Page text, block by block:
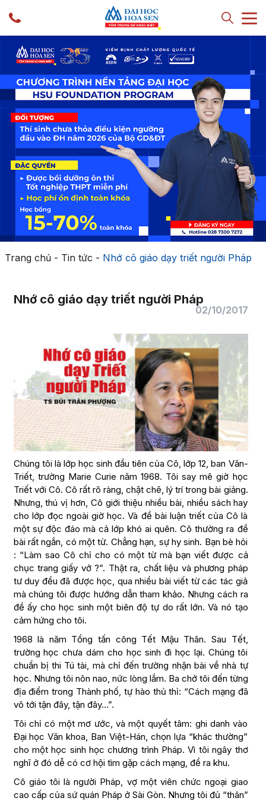
Trang chủ- Tin tức - Nhớ cô giáo dạy triết người Pháp
Nhớ cô giáo dạy triết người Pháp
02/10/2017
Chúng tôi là lớp học sinh đầu tiên của Cô, lớp 12, ban Văn-
Triết, trường Marie Curie năm 1968. Tôi say mê giờ học
Triết với Cô. Cô rất rõ ràng, chặt chẽ, lý trí trong bài giảng.
Nhưng, thú vị hơn, Cô giới thiệu nhiều bài, nhiều sách hay
cho lớp đọc ngoài giờ học. Và đề bài luận triết của Cô là
một sự độc đáo mà cả lớp khó ai quên. Cô thường ra đề
bài rất ngắn, có một từ. Chẳng hạn, sự hy sinh. Bạn bè hỏi
: “Làm sao Cô chỉ cho có một từ mà bạn viết được cả
chục trang giấy vở ?”. Thật ra, chất liệu và phương pháp
tư duy đều đã được học, qua nhiều bài viết từ các tác giả
mà chúng tôi được hướng dẫn tham khảo. Nhưng cách ra
đề ấy cho học sinh một biên độ tự do rất lớn. Và nó tạo
cảm hứng cho tôi.
1968 là năm Tổng tấn công Tết Mậu Thân. Sau Tết,
trường học chưa dám cho học sinh đi học lại. Chúng tôi
chuẩn bị thi Tú tài, mà chỉ đến trường nhận bài về nhà tự
học. Nhưng tôi nôn nao, nức lòng lắm. Ba chở tôi đến từng
địa điểm trong Thành phố, tự hào thủ thỉ: “Cách mạng đã
vô tới tận đây, tận đây…”.
Tôi chỉ có một mơ ước, và một quyết tâm: ghi danh vào
Đại học Văn khoa, Ban Việt-Hán, chọn lựa “khác thường”
cho một học sinh học chương trình Pháp. Vì tôi ngây thơ
nghĩ ở đó dễ có cơ hội tìm gặp cách mạng, để ra khu.
Cô giáo tôi là người Pháp, vợ một viên chức ngoại giao
cao cấp của sứ quán Pháp ở Sài Gòn. Nhưng tôi đủ “thân”